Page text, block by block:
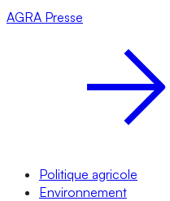
AGRA Presse
Politique agricole
Environnement